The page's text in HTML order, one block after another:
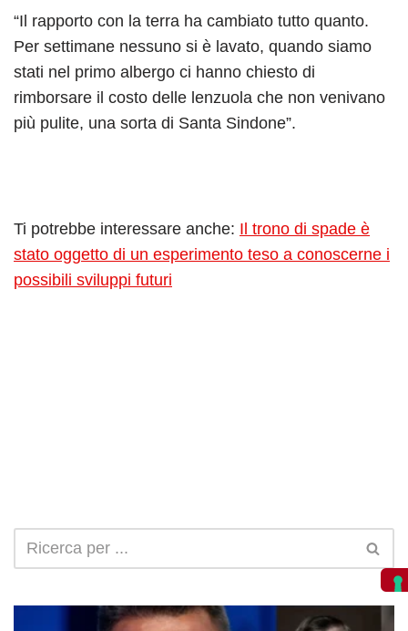
“Il rapporto con la terra ha cambiato tutto quanto.
Per settimane nessuno si è lavato, quando siamo
stati nel primo albergo ci hanno chiesto di
rimborsare il costo delle lenzuola che non venivano
più pulite, una sorta di Santa Sindone”.
Ti potrebbe interessare anche: Il trono di spade è
stato oggetto di un esperimento teso a conoscerne i
possibili sviluppi futuri